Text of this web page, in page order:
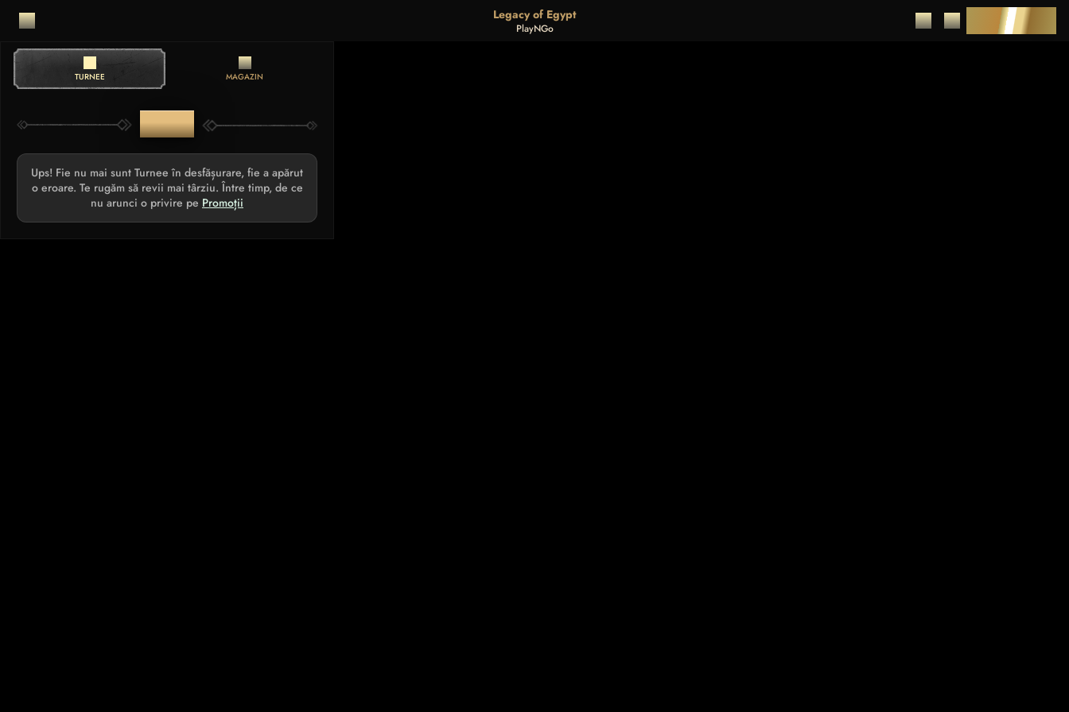
Legacy of Egypt
PlayNGo DEPUNERE
TURNEE MAGAZIN
TURNEE
Ups! Fie nu mai sunt Turnee în desfășurare, fie a apărut
o eroare. Te rugăm să revii mai târziu. Între timp, de ce
nu arunci o privire pe Promoții